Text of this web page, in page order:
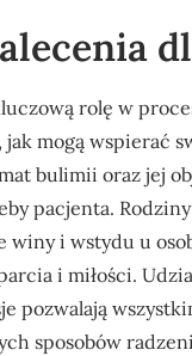
rolę w
jak mogą wspierać
bulimii oraz jej
pacjenta.
winy i wstydu u
i miłości.
pozwalają
sposobów